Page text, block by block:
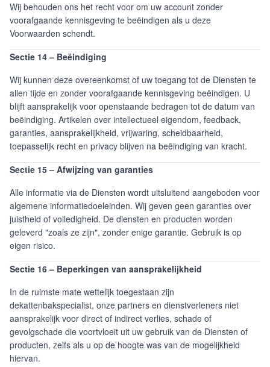
Wij behouden ons het recht voor om uw account zonder
voorafgaande kennisgeving te beëindigen als u deze
Voorwaarden schendt.
Sectie 14 – Beëindiging
Wij kunnen deze overeenkomst of uw toegang tot de Diensten te
allen tijde en zonder voorafgaande kennisgeving beëindigen. U
blijft aansprakelijk voor openstaande bedragen tot de datum van
beëindiging. Artikelen over intellectueel eigendom, feedback,
garanties, aansprakelijkheid, vrijwaring, scheidbaarheid,
toepasselijk recht en privacy blijven na beëindiging van kracht.
Sectie 15 – Afwijzing van garanties
Alle informatie via de Diensten wordt uitsluitend aangeboden voor
algemene informatiedoeleinden. Wij geven geen garanties over
juistheid of volledigheid. De diensten en producten worden
geleverd "zoals ze zijn", zonder enige garantie. Gebruik is op
eigen risico.
Sectie 16 – Beperkingen van aansprakelijkheid
In de ruimste mate wettelijk toegestaan zijn
dekattenbakspecialist, onze partners en dienstverleners niet
aansprakelijk voor direct of indirect verlies, schade of
gevolgschade die voortvloeit uit uw gebruik van de Diensten of
producten, zelfs als u op de hoogte was van de mogelijkheid
hiervan.